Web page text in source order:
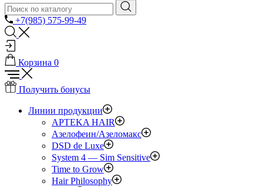
+7(985) 575-99-49
Корзина 0
Получить бонусы
Линии продукции
APTEKA HAIR
Азелофеин/Aзеломакс
DSD de Luxe
System 4 — Sim Sensitive
Time to Grow
Hair Philosophy